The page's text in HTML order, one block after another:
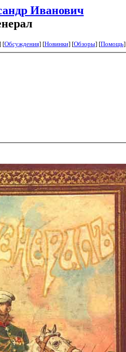
Иванович
[Обсуждения] [Новинки] [Обзоры] [Помощь]